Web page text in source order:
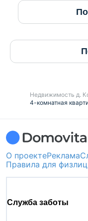
Недвижимость д.
4-комнатная
О проектеРеклама
Правила для физлиц
Служба заботы